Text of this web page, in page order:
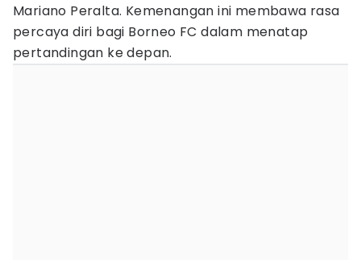
Mariano Peralta. Kemenangan ini membawa rasa
percaya diri bagi Borneo FC dalam menatap
pertandingan ke depan.